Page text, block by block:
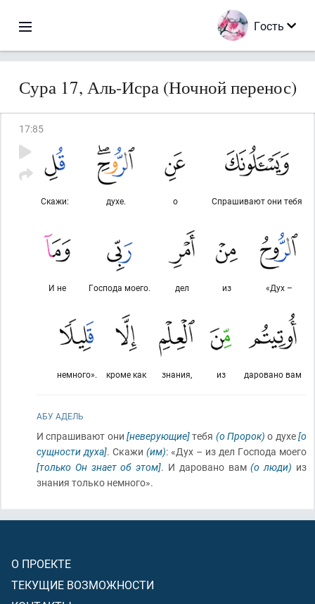
Гость
Сура 17, Аль-Исра (Ночной перенос)
17:85
Спрашивают они тебя
о
духе.
Скажи:
«Дух –
из
дел
Господа моего.
И не
даровано вам
из
знания,
кроме как
немного».
АБУ АДЕЛЬ
И спрашивают они [неверующие]тебя (о Пророк) о духе[о
сущности духа]. Скажи (им): «Дух – из дел Господа моего
[только Он знает об этом]. И даровано вам(о люди) из
знания только немного».
О ПРОЕКТЕ
ТЕКУЩИЕ ВОЗМОЖНОСТИ